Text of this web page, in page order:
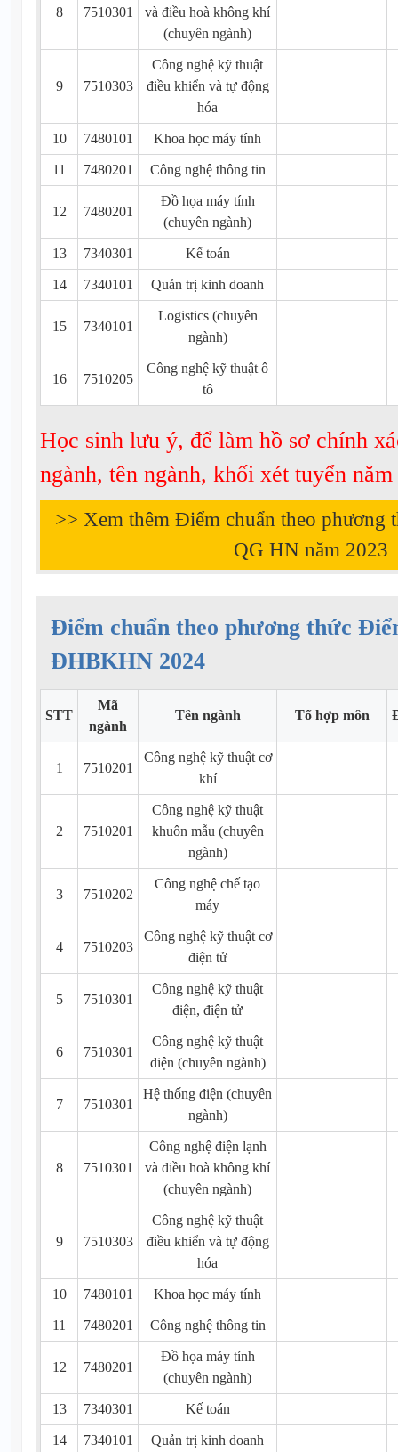
8 7510301
và điều hoà không khí
(chuyên ngành)
9 7510303
Công nghệ kỹ thuật
điều khiển và tự động
hóa
10 7480101 Khoa học máy tính
11 7480201 Công nghệ thông tin
12 7480201
Đồ họa máy tính
(chuyên ngành)
13 7340301 Kế toán
14 7340101 Quản trị kinh doanh
15 7340101
Logistics (chuyên
ngành)
16 7510205
Công nghệ kỹ thuật ô
tô
Học sinh lưu ý, để làm hồ sơ chính
ngành, tên ngành, khối xét tuyển
>> Xem thêm Điểm chuẩn theo
QG HN năm 2023
Điểm chuẩn theo phương thức
ĐHBKHN 2024
STT
Mã
ngành
Tên ngành Tổ hợp môn
1 7510201
Công nghệ kỹ thuật cơ
khí
2 7510201
Công nghệ kỹ thuật
khuôn mẫu (chuyên
ngành)
3 7510202
Công nghệ chế tạo
máy
4 7510203
Công nghệ kỹ thuật cơ
điện tử
5 7510301
Công nghệ kỹ thuật
điện, điện tử
6 7510301
Công nghệ kỹ thuật
điện (chuyên ngành)
7 7510301
Hệ thống điện (chuyên
ngành)
8 7510301
Công nghệ điện lạnh
và điều hoà không khí
(chuyên ngành)
9 7510303
Công nghệ kỹ thuật
điều khiển và tự động
hóa
10 7480101 Khoa học máy tính
11 7480201 Công nghệ thông tin
12 7480201
Đồ họa máy tính
(chuyên ngành)
13 7340301 Kế toán
14 7340101 Quản trị kinh doanh